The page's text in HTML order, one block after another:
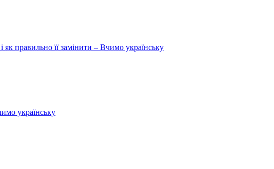
правильно її замінити – Вчимо українську
українську